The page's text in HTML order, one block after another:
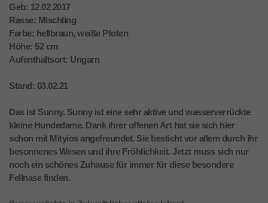
Geb: 12.02.2017
Rasse: Mischling
Farbe: hellbraun, weiße Pfoten
Höhe: 52 cm
Aufenthaltsort: Ungarn
Stand: 03.02.21
Das ist Sunny. Sunny ist eine sehr aktive und wasserverrückte
kleine Hundedame. Dank ihrer offenen Art hat sie sich hier
schon mit Mityios angefreundet. Sie besticht vor allem durch ihr
besonnenes Wesen und ihre Fröhlichkeit. Jetzt muss sich nur
noch ein schönes Zuhause für immer für diese besondere
Fellnase finden.